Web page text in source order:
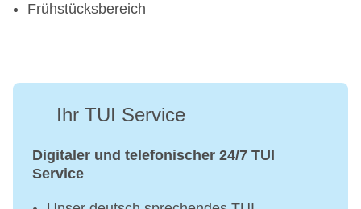
Frühstücksbereich
Ihr TUI Service
Digitaler und telefonischer 24/7 TUI
Service